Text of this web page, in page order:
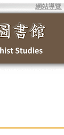
網站導覽